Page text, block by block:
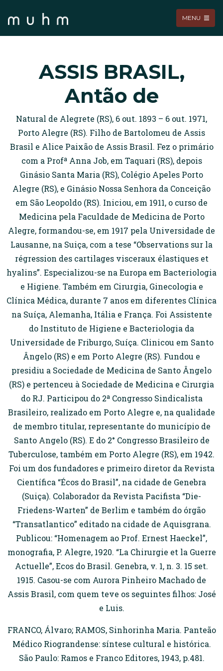
MENU
ASSIS BRASIL,
Antão de
Natural de Alegrete (RS), 6 out. 1893 – 6 out. 1971,
Porto Alegre (RS). Filho de Bartolomeu de Assis
Brasil e Alice Paixão de Assis Brasil. Fez o primário
com a Profª Anna Job, em Taquari (RS), depois
Ginásio Santa Maria (RS), Colégio Apeles Porto
Alegre (RS), e Ginásio Nossa Senhora da Conceição
em São Leopoldo (RS). Iniciou, em 1911, o curso de
Medicina pela Faculdade de Medicina de Porto
Alegre, formandou-se, em 1917 pela Universidade de
Lausanne, na Suiça, com a tese “Observations sur la
régression des cartilages visceraux élastiques et
hyalins”. Especializou-se na Europa em Bacteriologia
e Higiene. Também em Cirurgia, Ginecologia e
Clínica Médica, durante 7 anos em diferentes Clínica
na Suíça, Alemanha, Itália e França. Foi Assistente
do Instituto de Higiene e Bacteriologia da
Universidade de Friburgo, Suíça. Clinicou em Santo
Ângelo (RS) e em Porto Alegre (RS). Fundou e
presidiu a Sociedade de Medicina de Santo Ângelo
(RS) e pertenceu à Sociedade de Medicina e Cirurgia
do RJ. Participou do 2ª Congresso Sindicalista
Brasileiro, realizado em Porto Alegre e, na qualidade
de membro titular, representante do município de
Santo Angelo (RS). E do 2° Congresso Brasileiro de
Tuberculose, também em Porto Alegre (RS), em 1942.
Foi um dos fundadores e primeiro diretor da Revista
Científica “Écos do Brasil”, na cidade de Genebra
(Suiça). Colaborador da Revista Pacifista “Die-
Friedens-Warten” de Berlim e também do órgão
“Transatlantico” editado na cidade de Aquisgrana.
Publicou: “Homenagem ao Prof. Ernest Haeckel”,
monografia, P. Alegre, 1920. “La Chirurgie et la Guerre
Actuelle”, Ecos do Brasil. Genebra, v. 1, n. 3. 15 set.
1915. Casou-se com Aurora Pinheiro Machado de
Assis Brasil, com quem teve os seguintes filhos: José
e Luis.
FRANCO, Álvaro; RAMOS, Sinhorinha Maria. Panteão
Médico Riograndense: síntese cultural e histórica.
São Paulo: Ramos e Franco Editores, 1943, p.481.